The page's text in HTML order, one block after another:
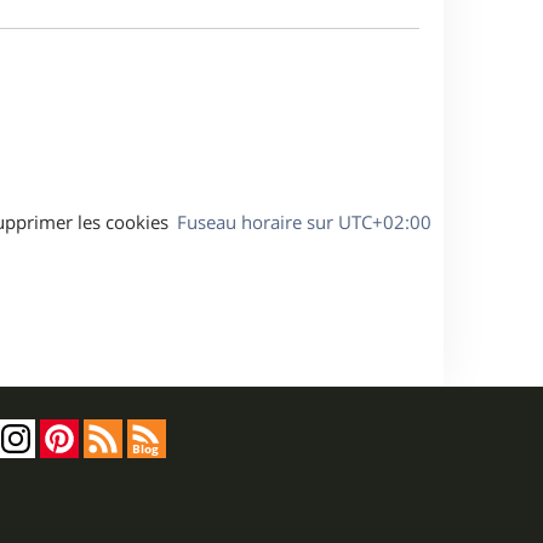
Fuseau horaire sur UTC+02:00
les cookies